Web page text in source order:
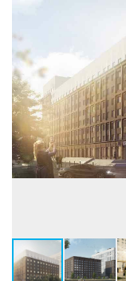
Застройщик
Бренд
Телефон